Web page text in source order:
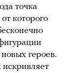
точка
которого
героев.